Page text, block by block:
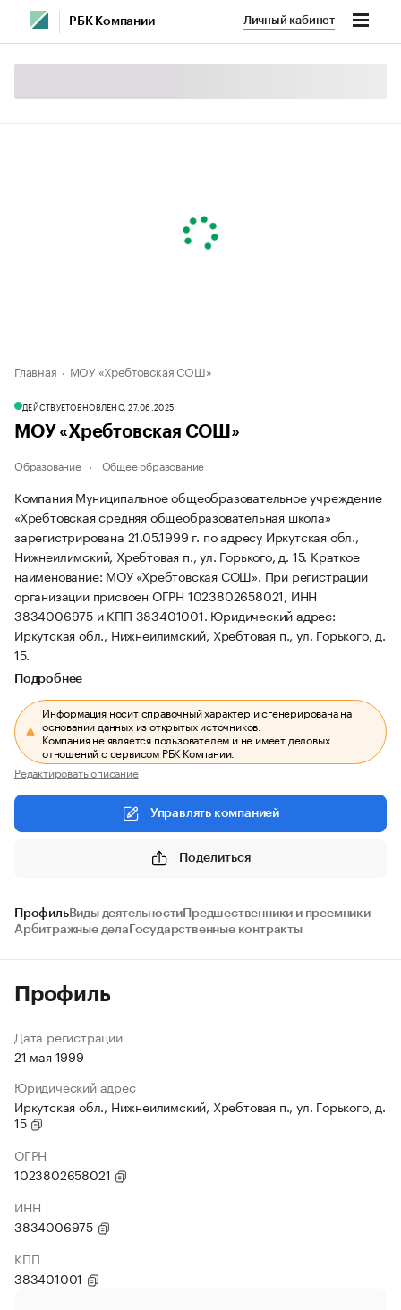
РБК Компании Личный кабинет
Главная МОУ «Хребтовская СОШ»
ДЕЙСТВУЕТОБНОВЛЕНО, 27.06.2025
МОУ «Хребтовская СОШ»
Образование Общее образование
Компания Муниципальное общеобразовательное учреждение
«Хребтовская средняя общеобразовательная школа»
зарегистрирована 21.05.1999 г. по адресу Иркутская обл.,
Нижнеилимский, Хребтовая п., ул. Горького, д. 15. Краткое
наименование: МОУ «Хребтовская СОШ». При регистрации
организации присвоен ОГРН 1023802658021, ИНН
3834006975 и КПП 383401001. Юридический адрес:
Иркутская обл., Нижнеилимский, Хребтовая п., ул. Горького, д.
15.
Подробнее
Информация носит справочный характер и сгенерирована на
основании данных из открытых источников.
Компания не является пользователем и не имеет деловых
отношений с сервисом РБК Компании.
Редактировать описание
Управлять компанией
Поделиться
ПрофильВиды деятельности Предшественники и преемники
Арбитражные дела Государственные контракты
Профиль
Дата регистрации
21 мая 1999
Юридический адрес
Иркутская обл., Нижнеилимский, Хребтовая п., ул. Горького, д.
15
ОГРН
1023802658021
ИНН
3834006975
КПП
383401001